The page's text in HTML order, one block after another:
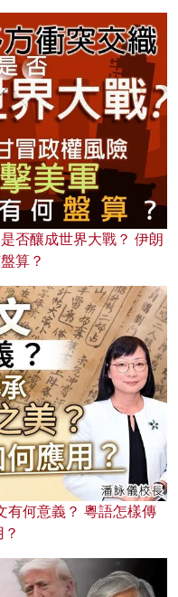
否釀成世界大戰？ 伊朗
算？
有何意義？ 粵語怎樣傳